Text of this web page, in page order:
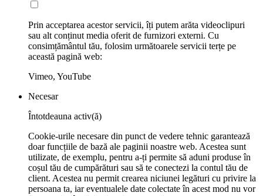
Prin acceptarea acestor servicii, îți putem arăta videoclipuri
sau alt conținut media oferit de furnizori externi. Cu
consimțământul tău, folosim următoarele servicii terțe pe
această pagină web:
Vimeo, YouTube
Necesar
Întotdeauna activ(ă)
Cookie-urile necesare din punct de vedere tehnic garantează
doar funcțiile de bază ale paginii noastre web. Acestea sunt
utilizate, de exemplu, pentru a-ți permite să aduni produse în
coșul tău de cumpărături sau să te conectezi la contul tău de
client. Acestea nu permit crearea niciunei legături cu privire la
persoana ta, iar eventualele date colectate în acest mod nu vor